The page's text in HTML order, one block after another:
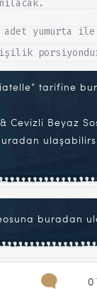
yumurta ile
tarifine
Cevizli Beyaz
buradan
0